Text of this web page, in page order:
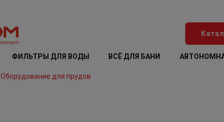
ФИЛЬТРЫ ДЛЯ ВОДЫ ВСЁ ДЛЯ БАНИ
Оборудование для прудов